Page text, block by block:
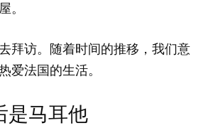
。
拜访。随着时间的推移，我们意
爱法国的生活。
是马耳他